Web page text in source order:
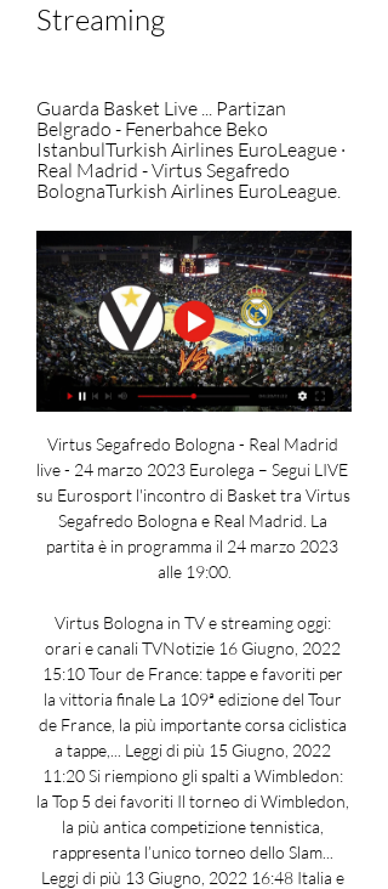
Streaming
Guarda Basket Live ... Partizan
Belgrado - Fenerbahce Beko
IstanbulTurkish Airlines EuroLeague ·
Real Madrid - Virtus Segafredo
BolognaTurkish Airlines EuroLeague.
Virtus Segafredo Bologna - Real Madrid
live - 24 marzo 2023 Eurolega – Segui LIVE
su Eurosport l'incontro di Basket tra Virtus
Segafredo Bologna e Real Madrid. La
partita è in programma il 24 marzo 2023
alle 19:00.
Virtus Bologna in TV e streaming oggi:
orari e canali TVNotizie 16 Giugno, 2022
15:10 Tour de France: tappe e favoriti per
la vittoria finale La 109ª edizione del Tour
de France, la più importante corsa ciclistica
a tappe,... Leggi di più 15 Giugno, 2022
11:20 Si riempiono gli spalti a Wimbledon:
la Top 5 dei favoriti Il torneo di Wimbledon,
la più antica competizione tennistica,
rappresenta l’unico torneo dello Slam...
Leggi di più 13 Giugno, 2022 16:48 Italia e